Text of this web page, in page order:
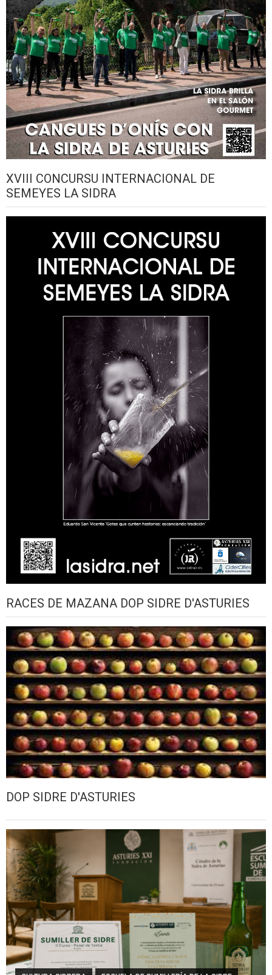
XVIII CONCURSU INTERNACIONAL DE
SEMEYES LA SIDRA
RACES DE MAZANA DOP SIDRE D'ASTURIES
DOP SIDRE D'ASTURIES